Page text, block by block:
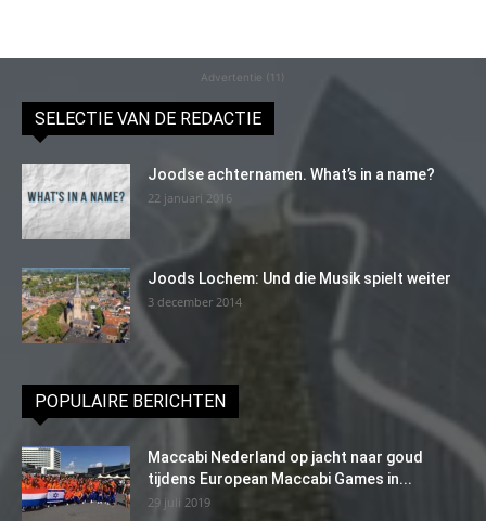
Advertentie (11)
SELECTIE VAN DE REDACTIE
Joodse achternamen. What’s in a name?
22 januari 2016
Joods Lochem: Und die Musik spielt weiter
3 december 2014
POPULAIRE BERICHTEN
Maccabi Nederland op jacht naar goud
tijdens European Maccabi Games in...
29 juli 2019